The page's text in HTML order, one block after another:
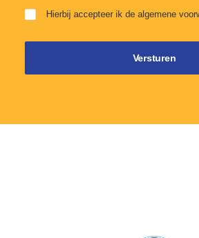
Hierbij accepteer ik dealgemene